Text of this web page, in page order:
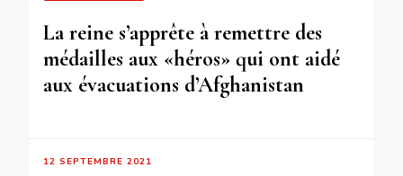
La reine s’apprête à remettre des
médailles aux «héros» qui ont aidé
aux évacuations d’Afghanistan
12 SEPTEMBRE 2021